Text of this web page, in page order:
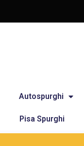
Autospurghi
Pisa Spurghi